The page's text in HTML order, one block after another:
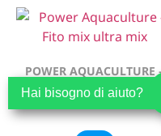
POWER AQUACULTURE
FITO MIX ULTRA MIX
13.99
Hai bisogno di aiuto?